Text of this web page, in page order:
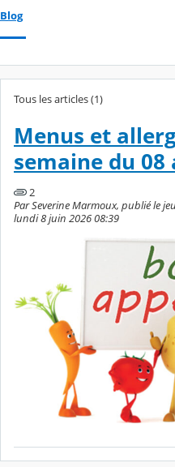
Blog
Tous les articles (1)
Menus et
semaine du 08
2
Par Severine Marmoux, publié le
lundi 8 juin 2026 08:39